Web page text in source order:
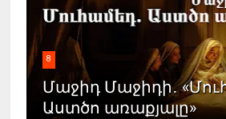
8
Մաջիդ Մաջիդի․
Աստծո առաքյալը»